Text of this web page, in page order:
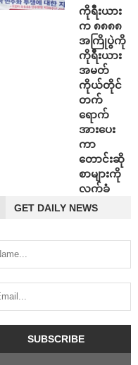
ကိုရီးယား
က ၈၈၈၈
အကြိုပွဲကို
ကိုရီးယား
အမတ်
ကိုယ်တိုင်
တက်
ရောက်
အားပေး
ကာ
တောင်းဆို
စာများကို
လက်ခံ
GET DAILY NEWS